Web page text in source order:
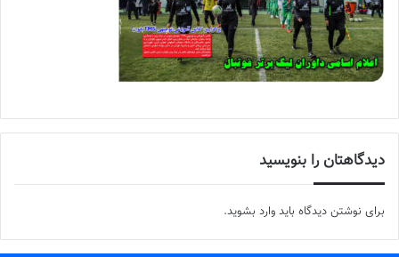
دیدگاهتان را بنویسید
برای نوشتن دیدگاه باید وارد بشوید.